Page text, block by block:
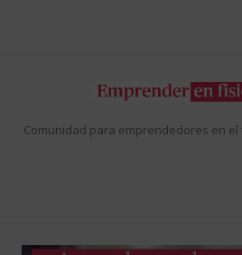
Comunidad para emprendedores en